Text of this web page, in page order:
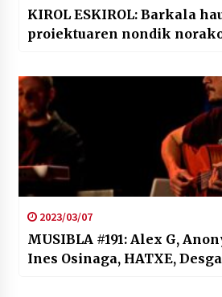
KIROL ESKIROL: Barkala
proiektuaren nondik
2023/03/07
MUSIBLA #191: Alex G,
Ines Osinaga, HATXE,